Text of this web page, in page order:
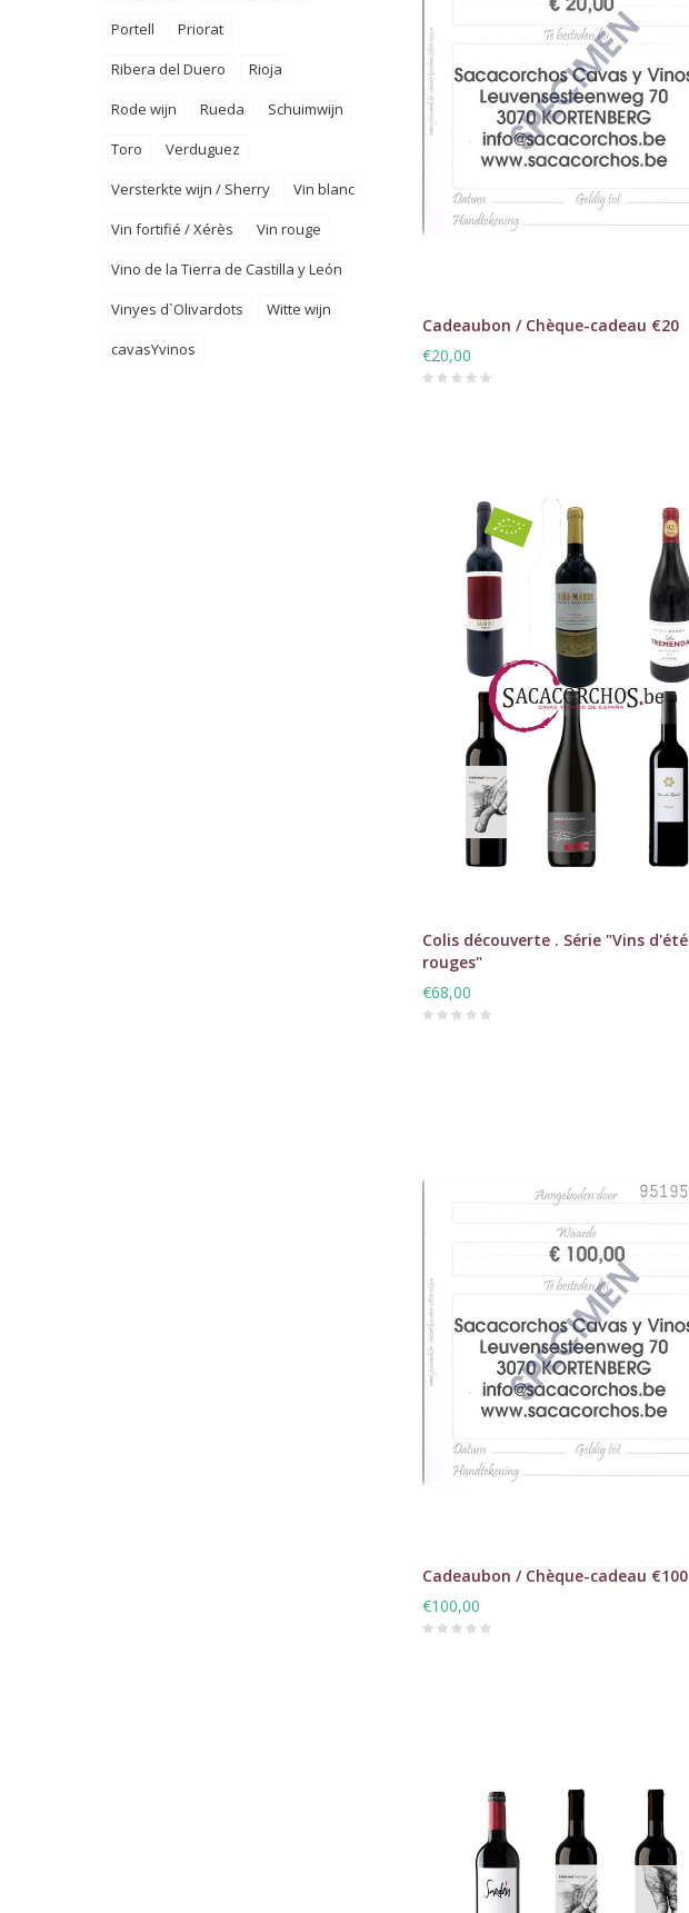
Portell
Priorat
Ribera del Duero
Rioja
Rode wijn
Rueda
Schuimwijn
Toro
Verduguez
Versterkte wijn / Sherry
Vin blanc
Vin fortifié / Xérès
Vin rouge
Vino de la Tierra de Castilla y León
Vinyes d`Olivardots
Witte wijn
cavasYvinos
Cadeaubon / Chèque-cadeau €20
€20,00
Colis découverte . Série "Vins d'été
rouges"
€68,00
Cadeaubon / Chèque-cadeau €100
€100,00